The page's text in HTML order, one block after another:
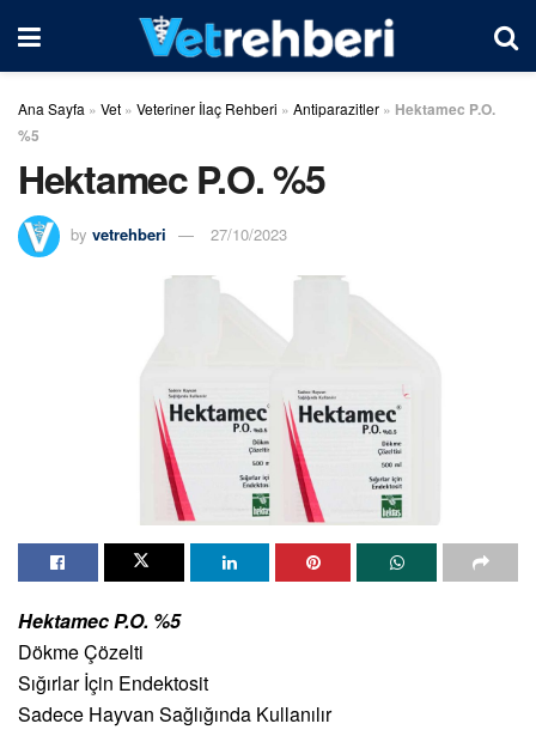
Ana Sayfa » Vet » Veteriner İlaç Rehberi » Antiparazitler » Hektamec P.O.
%5
Hektamec P.O. %5
by vetrehberi 27/10/2023
Hektamec P.O. %5
Dökme Çözelti
Sığırlar İçin Endektosit
Sadece Hayvan Sağlığında Kullanılır